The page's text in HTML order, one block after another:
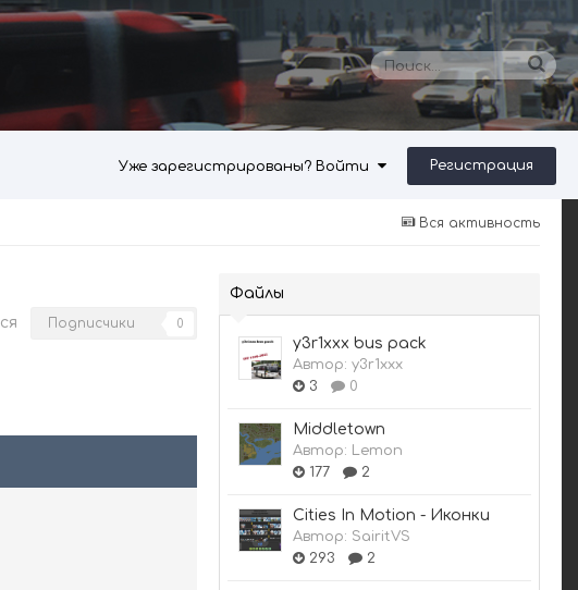
Уже зарегистрированы? Войти Регистрация
Вся активность
Подписчики 0
Файлы
y3r1xxx bus pack
Автор: y3r1xxx
3
0
Middletown
Автор: Lemon
177
2
Cities In Motion - Иконки
Автор: SairitVS
293
2